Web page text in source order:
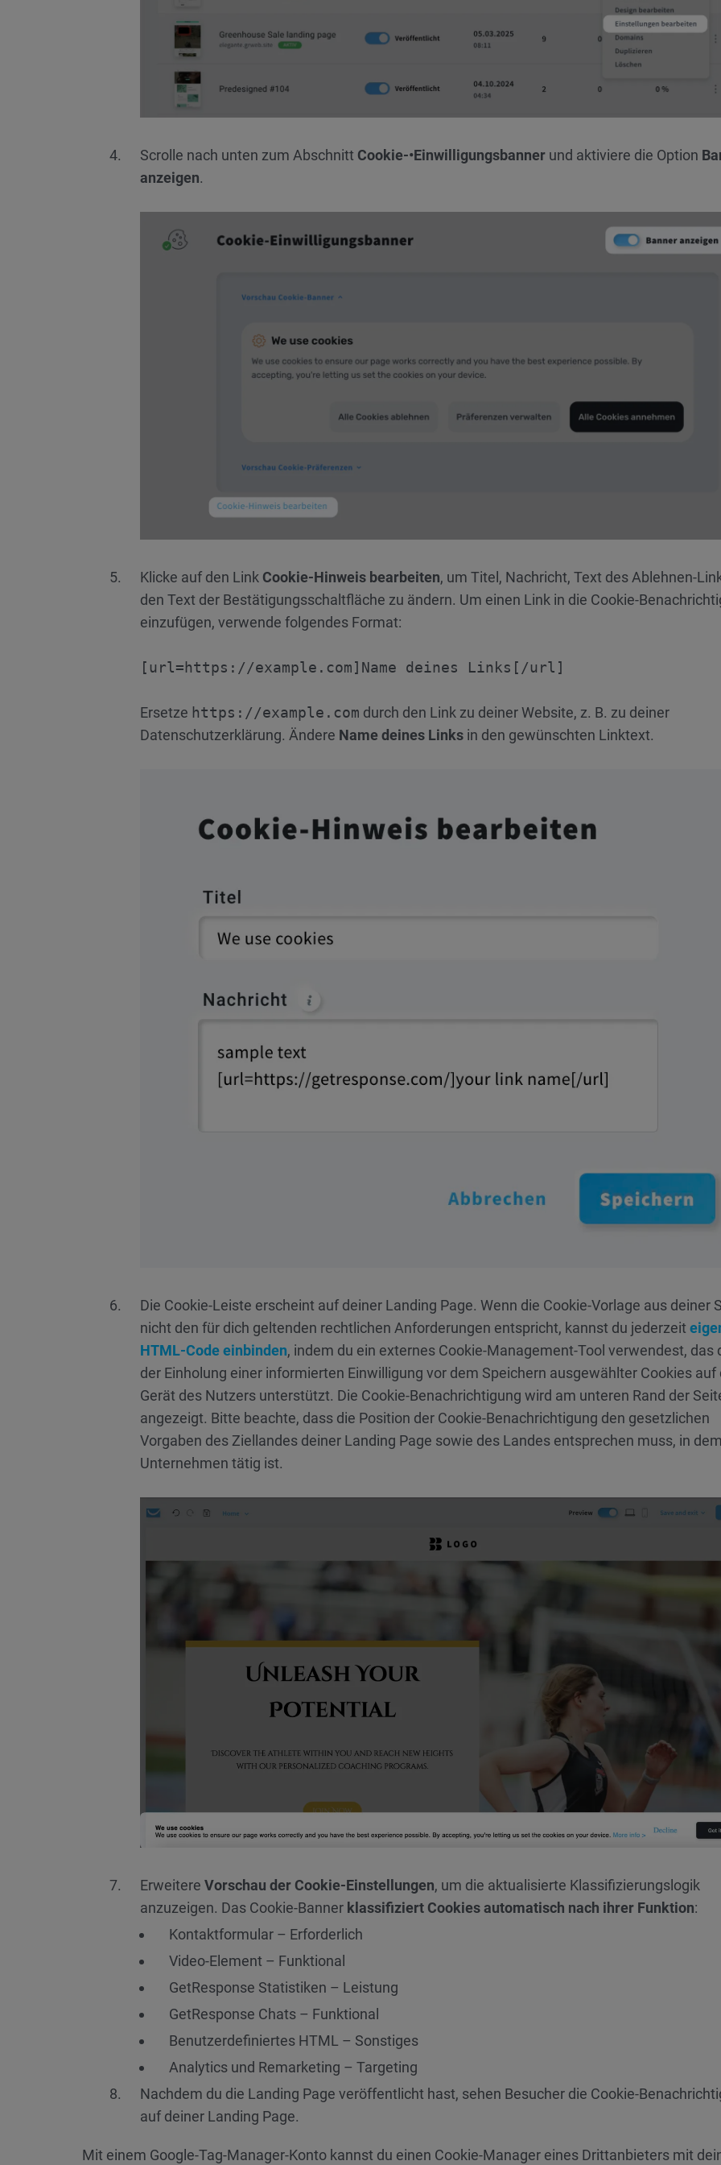
Scrolle nach unten zum Abschnitt Cookie-•Einwilligungsbanner und aktiviere die Option
anzeigen.
Klicke auf den Link Cookie-Hinweis bearbeiten, um Titel, Nachricht, Text des Ablehnen-
den Text der Bestätigungsschaltfläche zu ändern. Um einen Link in die Cookie-
einzufügen, verwende folgendes Format:
[url=https://example.com]Name deines Links[/url]
Ersetze https://example.com durch den Link zu deiner Website, z. B. zu deiner
Datenschutzerklärung. Ändere Name deines Links in den gewünschten Linktext.
Die Cookie-Leiste erscheint auf deiner Landing Page. Wenn die Cookie-Vorlage aus deiner
nicht den für dich geltenden rechtlichen Anforderungen entspricht, kannst du jederzeit
HTML-Code einbinden, indem du ein externes Cookie-Management-Tool verwendest, das
der Einholung einer informierten Einwilligung vor dem Speichern ausgewählter Cookies auf
Gerät des Nutzers unterstützt. Die Cookie-Benachrichtigung wird am unteren Rand der
angezeigt. Bitte beachte, dass die Position der Cookie-Benachrichtigung den gesetzlichen
Vorgaben des Ziellandes deiner Landing Page sowie des Landes entsprechen muss, in
Unternehmen tätig ist.
Erweitere Vorschau der Cookie-Einstellungen, um die aktualisierte Klassifizierungslogik
anzuzeigen. Das Cookie-Banner klassifiziert Cookies automatisch nach ihrer Funktion:
Kontaktformular – Erforderlich
Video-Element – Funktional
GetResponse Statistiken – Leistung
GetResponse Chats – Funktional
Benutzerdefiniertes HTML – Sonstiges
Analytics und Remarketing – Targeting
Nachdem du die Landing Page veröffentlicht hast, sehen Besucher die Cookie-
auf deiner Landing Page.
Mit einem Google-Tag-Manager-Konto kannst du einen Cookie-Manager eines Drittanbieters mit